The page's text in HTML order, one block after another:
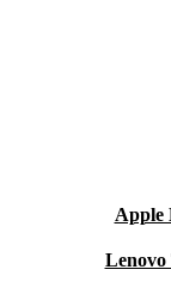
Apple
Lenovo